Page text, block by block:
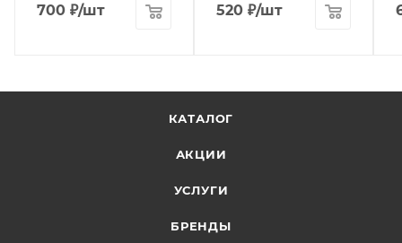
700 ₽/шт 520 ₽/шт
КАТАЛОГ
АКЦИИ
УСЛУГИ
БРЕНДЫ